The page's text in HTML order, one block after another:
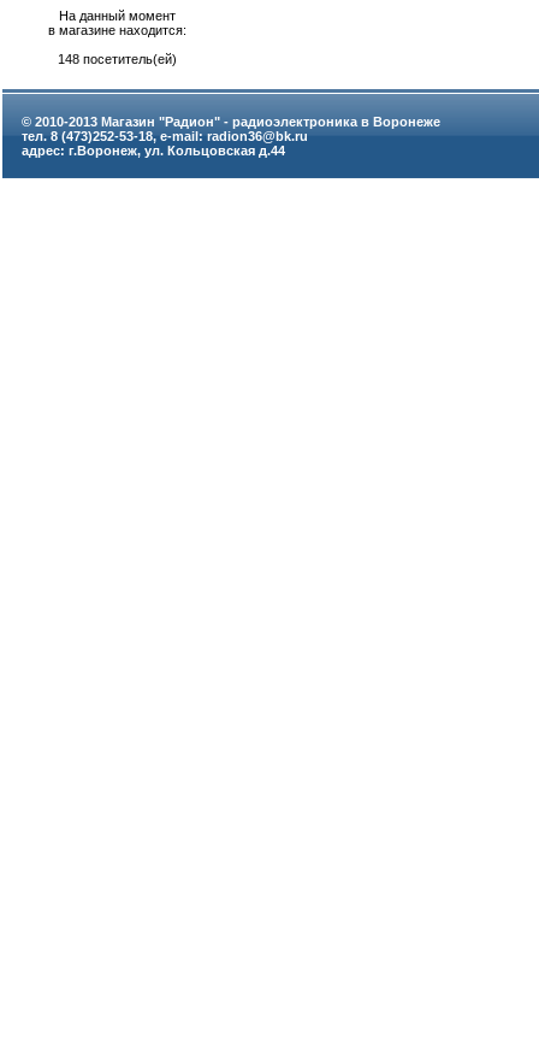
На данный момент
в магазине находится:
148 посетитель(ей)
© 2010-2013 Магазин "Радион" - радиоэлектроника в Воронеже
тел. 8 (473)252-53-18, e-mail: radion36@bk.ru
адрес: г.Воронеж, ул. Кольцовская д.44